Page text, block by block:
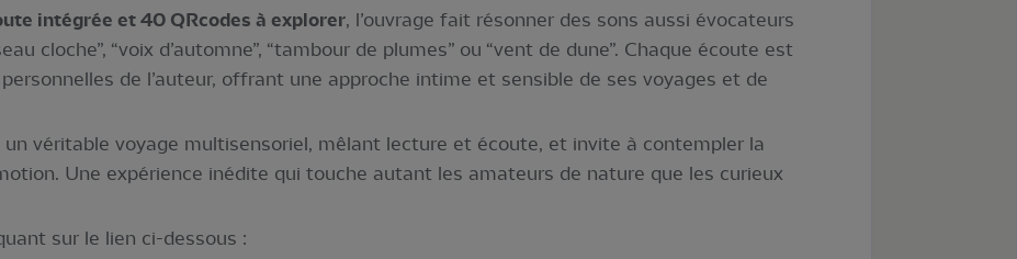
intégrée et 40 QRcodes à explorer, l’ouvrage fait résonner des sons aussi évocateurs
cloche”, “voix d’automne”, “tambour de plumes” ou “vent de dune”. Chaque écoute est
de l’auteur, offrant une approche intime et sensible de ses voyages et de
véritable voyage multisensoriel, mêlant lecture et écoute, et invite à contempler la
Une expérience inédite qui touche autant les amateurs de nature que les curieux
sur le lien ci-dessous :